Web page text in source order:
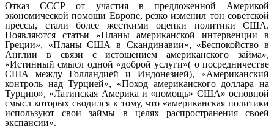
Отказ СССР от участия в предложенной Америкой
экономической помощи Европе, резко изменил тон советской
прессы, стали более жесткими оценки политики США.
Появляются статьи «Планы американской интервенции в
Греции», «Планы США в Скандинавии», «Беспокойство в
Англии в связи с истощением американского займа»,
«Истинный смысл одной «доброй услуги»( о посредничестве
США между Голландией и Индонезией), «Американский
контроль над Турцией», «Поход американского доллара на
Турцию», «Латинская Америка и «помощь» США» основной
смысл которых сводился к тому, что «американская политики
используют свои займы в целях распространения своей
экспансии».